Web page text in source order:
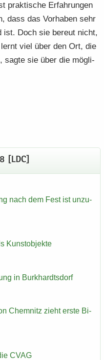
prak­ti­sche Er­fah­run­gen
dass das Vor­ha­ben sehr
ist. Doch sie be­reut nicht,
viel über den Ort, die
sagte sie über die mög­li­
[LDC]
nach dem Fest ist un­zu­
Kunst­ob­jek­te
in Burk­hardts­dorf
Chem­nitz zieht erste Bi­
CVAG